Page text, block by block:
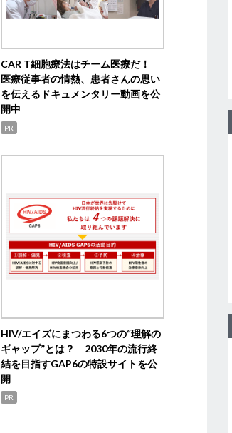
CAR T細胞療法はチーム医療だ！
医療従事者の情熱、患者さんの思い
を伝えるドキュメンタリー動画を公
開中
PR
HIV/エイズにまつわる6つの“理解の
ギャップ”とは？ 2030年の流行終
結を目指すGAP6の特設サイトを公
開
PR